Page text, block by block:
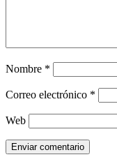
Nombre *
Correo electrónico *
Web